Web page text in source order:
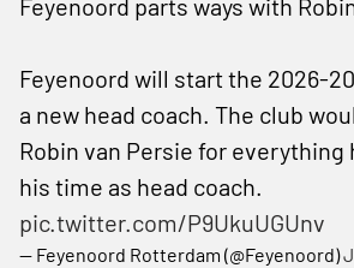
Feyenoord parts ways with
Feyenoord will start the 2026-
a new head coach. The club
Robin van Persie for everything
his time as head coach.
pic.twitter.com/P9UkuUGUnv
— Feyenoord Rotterdam (@Feyenoord)